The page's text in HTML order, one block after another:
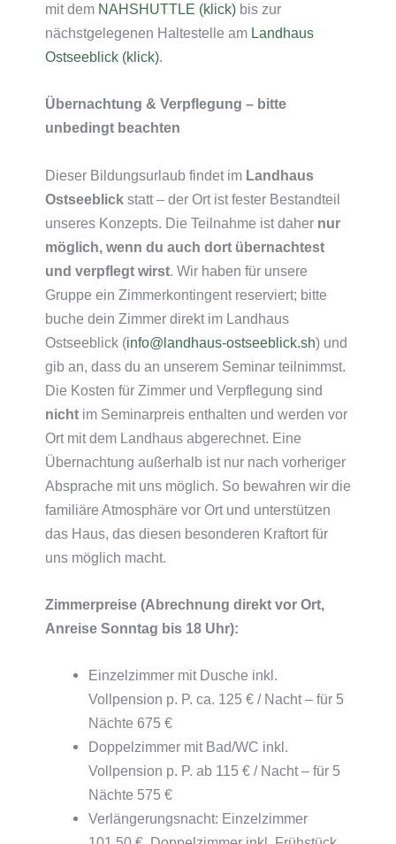
mit dem NAHSHUTTLE (klick) bis zur
nächstgelegenen Haltestelle am Landhaus
Ostseeblick (klick).
Übernachtung & Verpflegung – bitte
unbedingt beachten
Dieser Bildungsurlaub findet im Landhaus
Ostseeblick statt – der Ort ist fester Bestandteil
unseres Konzepts. Die Teilnahme ist daher nur
möglich, wenn du auch dort übernachtest
und verpflegt wirst. Wir haben für unsere
Gruppe ein Zimmerkontingent reserviert; bitte
buche dein Zimmer direkt im Landhaus
Ostseeblick (info@landhaus-ostseeblick.sh) und
gib an, dass du an unserem Seminar teilnimmst.
Die Kosten für Zimmer und Verpflegung sind
nicht im Seminarpreis enthalten und werden vor
Ort mit dem Landhaus abgerechnet. Eine
Übernachtung außerhalb ist nur nach vorheriger
Absprache mit uns möglich. So bewahren wir die
familiäre Atmosphäre vor Ort und unterstützen
das Haus, das diesen besonderen Kraftort für
uns möglich macht.
Zimmerpreise (Abrechnung direkt vor Ort,
Anreise Sonntag bis 18 Uhr):
Einzelzimmer mit Dusche inkl.
Vollpension p. P. ca. 125 € / Nacht – für 5
Nächte 675 €
Doppelzimmer mit Bad/WC inkl.
Vollpension p. P. ab 115 € / Nacht – für 5
Nächte 575 €
Verlängerungsnacht: Einzelzimmer